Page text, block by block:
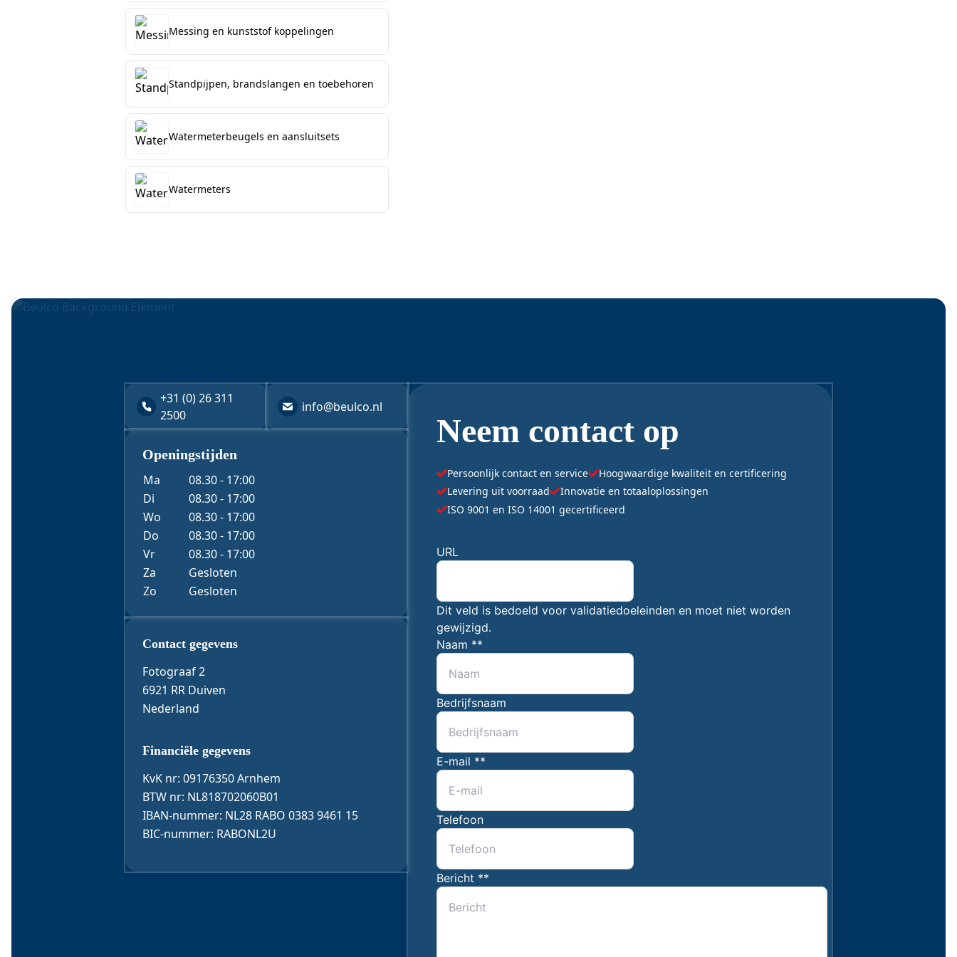
Messing en kunststof koppelingen
Standpijpen, brandslangen en toebehoren
Watermeterbeugels en aansluitsets
Watermeters
" geeft vereiste velden aan
Dit veld is bedoeld voor validatiedoeleinden en moet niet worden gewijzigd.
+31 (0) 26 311
2500
info@beulco.nl
Openingstijden
Ma
08.30 - 17:00
Di
08.30 - 17:00
Wo
08.30 - 17:00
Do
08.30 - 17:00
Vr
08.30 - 17:00
Za
Gesloten
Zo
Gesloten
Contact & Gegevens
Contact gegevens
Fotograaf 2
6921 RR Duiven
Nederland
Financiële gegevens
KvK nr: 09176350 Arnhem
BTW nr: NL818702060B01
IBAN-nummer: NL28 RABO 0383 9461 15
BIC-nummer: RABONL2U
Neem contact op
Persoonlijk contact en service
Hoogwaardige kwaliteit en certificering
Levering uit voorraad
Innovatie en totaaloplossingen
ISO 9001 en ISO 14001 gecertificeerd
"*" geeft vereiste velden aan
URL
Dit veld is bedoeld voor validatiedoeleinden en moet niet worden
gewijzigd.
Naam **
Bedrijfsnaam
E-mail **
Telefoon
Bericht **